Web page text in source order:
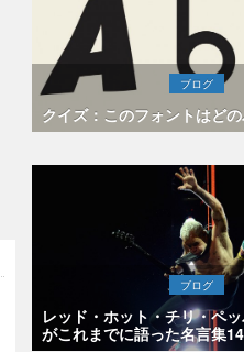
ブログ
クイズ：このフォントはど
ブログ
レッド・ホット・チリ・ペ
がこれまでに語った名言集